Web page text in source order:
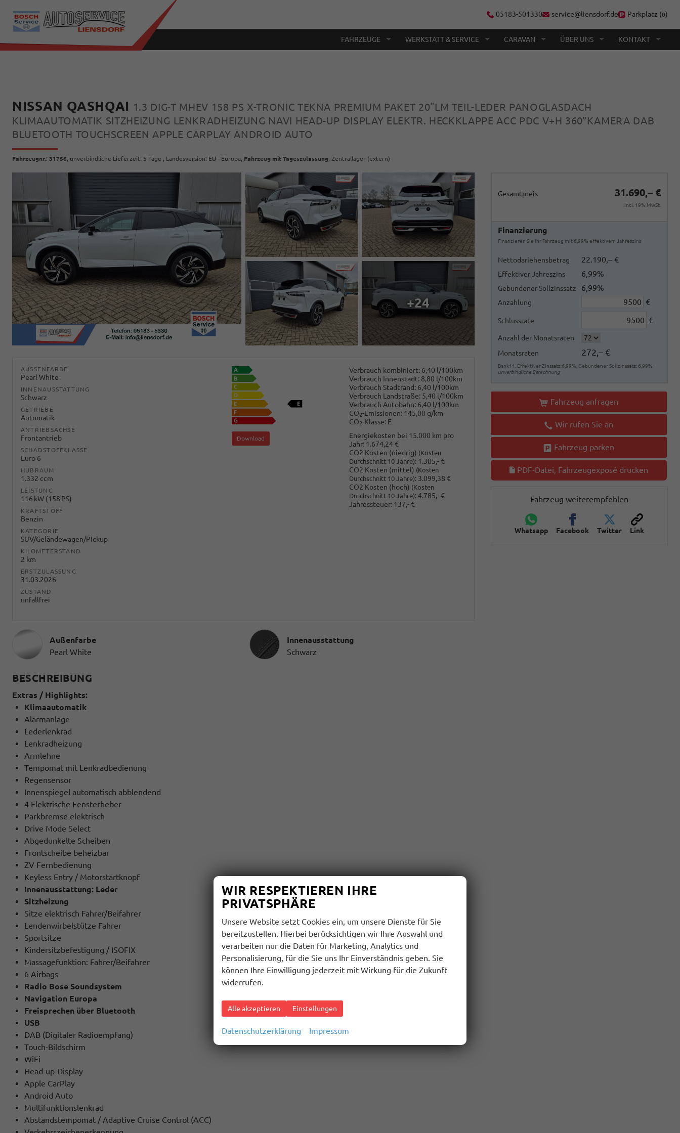
05183-501330 service@liensdorf.de Parkplatz (0)
FAHRZEUGE WERKSTATT & SERVICE CARAVAN ÜBER UNS KONTAKT
NISSAN QASHQAI 1.3 DIG-T MHEV 158 PS X-TRONIC TEKNA PREMIUM PAKET 20"LM TEIL-LEDER PANOGLASDACH
KLIMAAUTOMATIK SITZHEIZUNG LENKRADHEIZUNG NAVI HEAD-UP DISPLAY ELEKTR. HECKKLAPPE ACC PDC V+H 360°KAMERA DAB
BLUETOOTH TOUCHSCREEN APPLE CARPLAY ANDROID AUTO
Fahrzeugnr.: 31756, unverbindliche Lieferzeit: 5 Tage , Landesversion: EU - Europa, Fahrzeug mit Tageszulassung, Zentrallager (extern)
Gesamtpreis 31.690,– €
incl. 19% MwSt.
Finanzierung
Finanzieren Sie Ihr Fahrzeug mit 6,99% effektivem Jahreszins
Nettodarlehensbetrag 22.190,– €
Effektiver Jahreszins 6,99%
Gebundener Sollzinssatz 6,99%
Anzahlung €
Schlussrate €
Anzahl der Monatsraten
Monatsraten
272,– €
Bank11. Effektiver Zinssatz:6,99%, Gebundener Sollzinssatz: 6,99%
unverbindliche Berechnung
Fahrzeug anfragen
Wir rufen Sie an
Fahrzeug parken
PDF-Datei, Fahrzeugexposé drucken
Fahrzeug weiterempfehlen
Whatsapp Facebook Twitter Link
+24
AUSSENFARBE
Pearl White
INNENAUSSTATTUNG
Schwarz
GETRIEBE
Automatik
ANTRIEBSACHSE
Frontantrieb
SCHADSTOFFKLASSE
Euro 6
HUBRAUM
1.332 ccm
LEISTUNG
116 kW (158 PS)
KRAFTSTOFF
Benzin
KATEGORIE
SUV/Geländewagen/Pickup
KILOMETERSTAND
2 km
ERSTZULASSUNG
31.03.2026
ZUSTAND
unfallfrei
Verbrauch kombiniert: 6,40 l/100km
Verbrauch Innenstadt: 8,80 l/100km
Verbrauch Stadtrand: 6,40 l/100km
Verbrauch Landstraße: 5,40 l/100km
Verbrauch Autobahn: 6,40 l/100km
CO2-Emissionen: 145,00 g/km
CO2-Klasse: E
Download
Energiekosten bei 15.000 km pro
Jahr: 1.674,24 €
CO2 Kosten (niedrig) (Kosten
Durchschnitt 10 Jahre): 1.305,- €
CO2 Kosten (mittel) (Kosten
Durchschnitt 10 Jahre): 3.099,38 €
CO2 Kosten (hoch) (Kosten
Durchschnitt 10 Jahre): 4.785,- €
Jahressteuer: 137,- €
Außenfarbe
Pearl White
InnenausstattungInnenausstattung
Schwarz
BESCHREIBUNG
Extras / Highlights:
Klimaautomatik
Alarmanlage
Lederlenkrad
Lenkradheizung
Armlehne
Tempomat mit Lenkradbedienung
Regensensor
Innenspiegel automatisch abblendend
4 Elektrische Fensterheber
Parkbremse elektrisch
Drive Mode Select
Abgedunkelte Scheiben
Frontscheibe beheizbar
ZV Fernbedienung
Keyless Entry / Motorstartknopf
Innenausstattung: Leder
Sitzheizung
Sitze elektrisch Fahrer/Beifahrer
Lendenwirbelstütze Fahrer
Sportsitze
Kindersitzbefestigung / ISOFIX
Massagefunktion: Fahrer/Beifahrer
6 Airbags
Radio Bose Soundsystem
Navigation Europa
Freisprechen über Bluetooth
USB
DAB (Digitaler Radioempfang)
Touch-Bildschirm
WiFi
Head-up-Display
Apple CarPlay
Android Auto
Multifunktionslenkrad
Abstandstempomat / Adaptive Cruise Control (ACC)
WIR RESPEKTIEREN IHRE
PRIVATSPHÄRE
Unsere Website setzt Cookies ein, um unsere Dienste für Sie
bereitzustellen. Hierbei berücksichtigen wir Ihre Auswahl und
verarbeiten nur die Daten für Marketing, Analytics und
Personalisierung, für die Sie uns Ihr Einverständnis geben. Sie
können Ihre Einwilligung jederzeit mit Wirkung für die Zukunft
widerrufen.
Alle akzeptieren Einstellungen
Datenschutzerklärung Impressum